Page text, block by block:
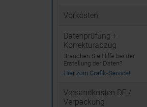
Vorkosten
Datenprüfung +
Korrekturabzug
Brauchen Sie Hilfe bei der
Erstellung der Daten?
Hier zum Grafik-Service!
Versandkosten DE /
Verpackung